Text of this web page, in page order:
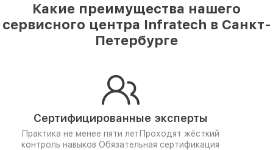
Какие преимущества нашего
сервисного центра Infratech в Санкт-
Петербурге
Сертифицированные эксперты
Практика не менее пяти лет Проходят жёсткий
контроль навыков Обязательная сертификация